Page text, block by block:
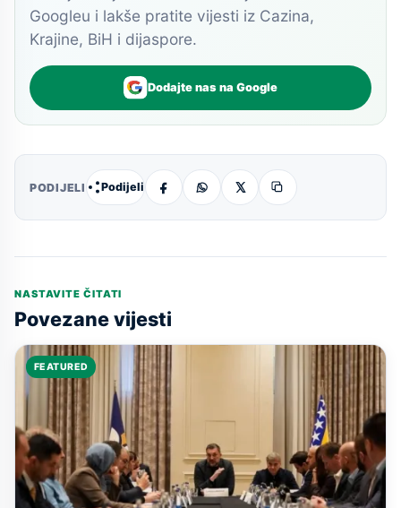
Googleu i lakše pratite vijesti iz Cazina,
Krajine, BiH i dijaspore.
Dodajte nas na Google
PODIJELI Podijeli
NASTAVITE ČITATI
Povezane vijesti
FEATURED